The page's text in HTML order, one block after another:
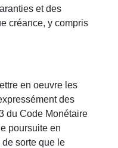
et des
créance, y compris
en oeuvre les
des
du Code Monétaire
poursuite en
sorte que le